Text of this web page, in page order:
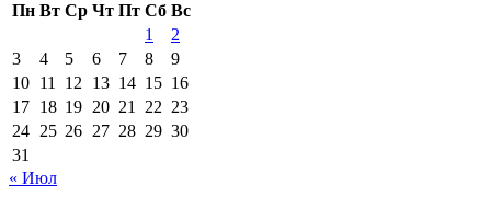
Пн Вт Ср Чт Пт Сб Вс
1
2
3
4 5 6 7 8
9
10 11 12 13 14 15 16
17 18 19 20 21 22 23
24 25 26 27 28 29 30
31
« Июл